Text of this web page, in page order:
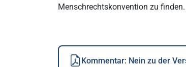
Menschrechtskonvention zu finden.
Kommentar: Nein zu der